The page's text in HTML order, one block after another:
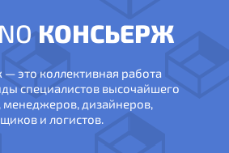
КОНСЬЕРЖ
это коллективная работа
специалистов высочайшего
менеджеров, дизайнеров,
и логистов.